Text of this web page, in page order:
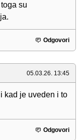
su
Odgovori
05.03.26. 13:45
kad je uveden i to
Odgovori